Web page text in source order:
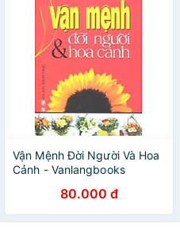
Vận Mệnh Đời Người Và Hoa
Cảnh - Vanlangbooks
80.000 đ